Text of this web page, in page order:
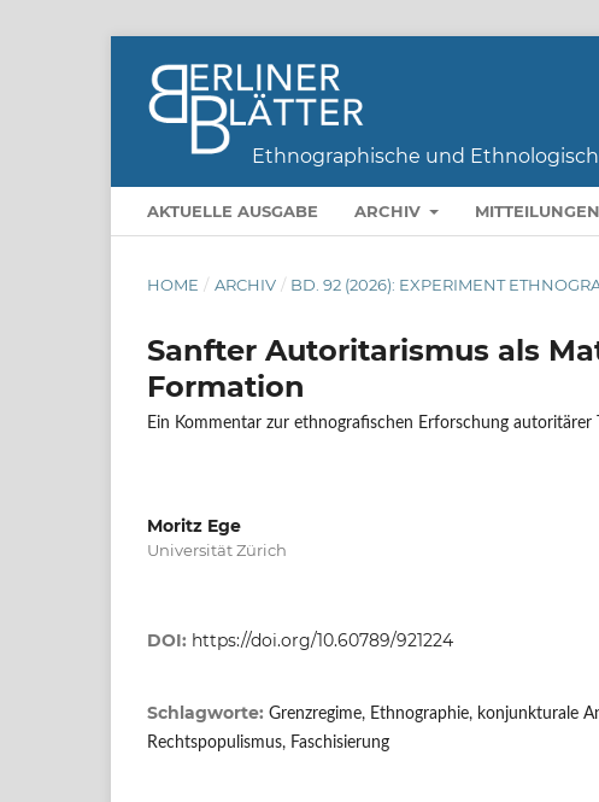
AKTUELLE AUSGABE ARCHIV MITTEILUNGEN
HOME / ARCHIV / BD. 92 (2026): EXPERIMENT
Sanfter Autoritarismus als
Formation
Ein Kommentar zur ethnografischen Erforschung autoritärer
Moritz Ege
Universität Zürich
DOI: https://doi.org/10.60789/921224
Schlagworte: Grenzregime, Ethnographie, konjunkturale
Rechtspopulismus, Faschisierung